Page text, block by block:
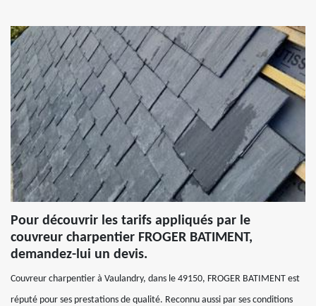
Pour découvrir les tarifs appliqués par le
couvreur charpentier FROGER BATIMENT,
demandez-lui un devis.
Couvreur charpentier à Vaulandry, dans le 49150, FROGER BATIMENT est
réputé pour ses prestations de qualité. Reconnu aussi par ses conditions